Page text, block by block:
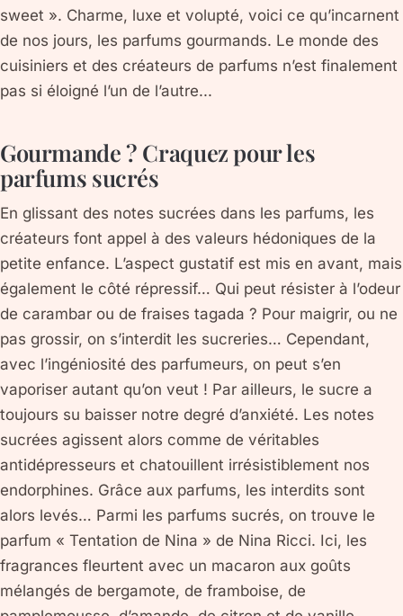
sweet ». Charme, luxe et volupté, voici ce qu’incarnent
de nos jours, les parfums gourmands. Le monde des
cuisiniers et des créateurs de parfums n’est finalement
pas si éloigné l’un de l’autre...
Gourmande ? Craquez pour les
parfums sucrés
En glissant des notes sucrées dans les parfums, les
créateurs font appel à des valeurs hédoniques de la
petite enfance. L’aspect gustatif est mis en avant, mais
également le côté répressif… Qui peut résister à l’odeur
de carambar ou de fraises tagada ? Pour maigrir, ou ne
pas grossir, on s’interdit les sucreries… Cependant,
avec l’ingéniosité des parfumeurs, on peut s’en
vaporiser autant qu’on veut ! Par ailleurs, le sucre a
toujours su baisser notre degré d’anxiété. Les notes
sucrées agissent alors comme de véritables
antidépresseurs et chatouillent irrésistiblement nos
endorphines. Grâce aux parfums, les interdits sont
alors levés… Parmi les parfums sucrés, on trouve le
parfum « Tentation de Nina » de Nina Ricci. Ici, les
fragrances fleurtent avec un macaron aux goûts
mélangés de bergamote, de framboise, de